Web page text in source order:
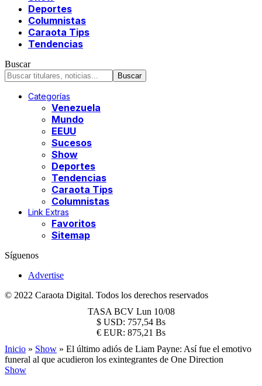
Deportes
Columnistas
Caraota Tips
Tendencias
Buscar
Categorías
Venezuela
Mundo
EEUU
Sucesos
Show
Deportes
Tendencias
Caraota Tips
Columnistas
Link Extras
Favoritos
Sitemap
Síguenos
Advertise
© 2022 Caraota Digital. Todos los derechos reservados
TASA BCV Lun 10/08
$ USD: 757,54 Bs
€ EUR: 875,21 Bs
Inicio » Show » El último adiós de Liam Payne: Así fue el emotivo
funeral al que acudieron los exintegrantes de One Direction
Show